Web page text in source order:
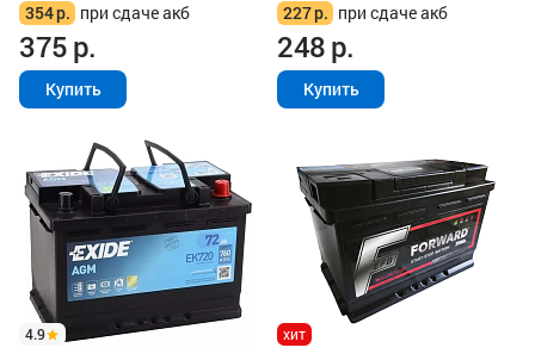
354р. при сдаче акб
375р.
Купить
227р. при сдаче акб
248р.
Купить
4.9 хит